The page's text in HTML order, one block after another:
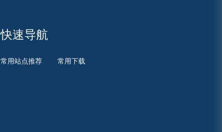
快速导航
常用站点推荐 常用下载